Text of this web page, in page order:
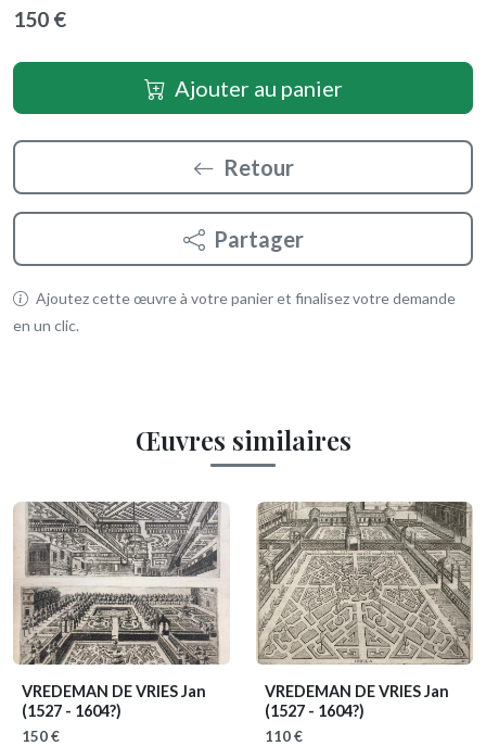
150 €
Ajouter au panier
Retour
Partager
Ajoutez cette œuvre à votre panier et finalisez votre demande
en un clic.
Œuvres similaires
VREDEMAN DE VRIES Jan
(1527 - 1604?)
150 €
VREDEMAN DE VRIES Jan
(1527 - 1604?)
110 €